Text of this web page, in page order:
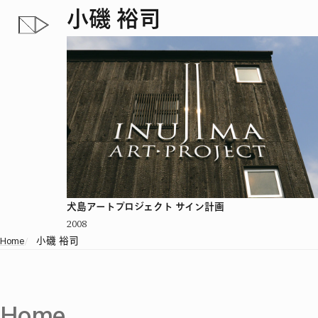
小磯 裕司
犬島アートプロジェクト サイン計画
2008
Home/ 小磯 裕司